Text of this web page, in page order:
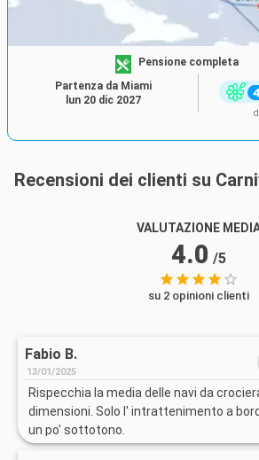
Pensione completa
Partenza da Miami
lun 20 dic 2027
Recensioni dei clienti su
VALUTAZIONE
4.0 /5
su 2 opinioni clienti
Fabio B.
13/01/2025
Rispecchia la media delle navi da
dimensioni. Solo l' intrattenimento a
un po' sottotono.